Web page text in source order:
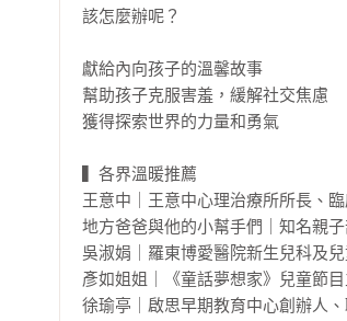
該怎麼辦呢？
獻給內向孩子的溫馨故事
幫助孩子克服害羞，緩解社交焦慮
獲得探索世界的力量和勇氣
▍各界溫暖推薦
王意中｜王意中心理治療所所長、
地方爸爸與他的小幫手們｜知名親
吳淑娟｜羅東博愛醫院新生兒科及
彥如姐姐｜《童話夢想家》兒童節目
徐瑜亭｜啟思早期教育中心創辦人